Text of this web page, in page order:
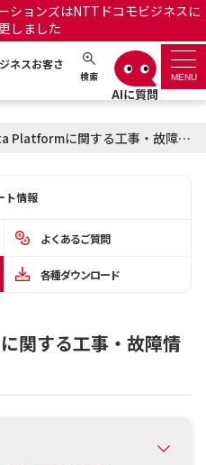
ションズはNTTドコモビジネスに
しました
ネスお客さ
検索 MENU
サポート 日本語 English
サポートサイトの使い方
サービス名から探す : Smart Data Platformに関する工事・故障情報
ト情報
よくあるご質問
各種ダウンロード
関する工事・故障情